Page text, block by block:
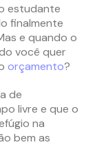
estudante
finalmente
e quando o
você quer
orçamento?
de
livre e que o
na
bem as